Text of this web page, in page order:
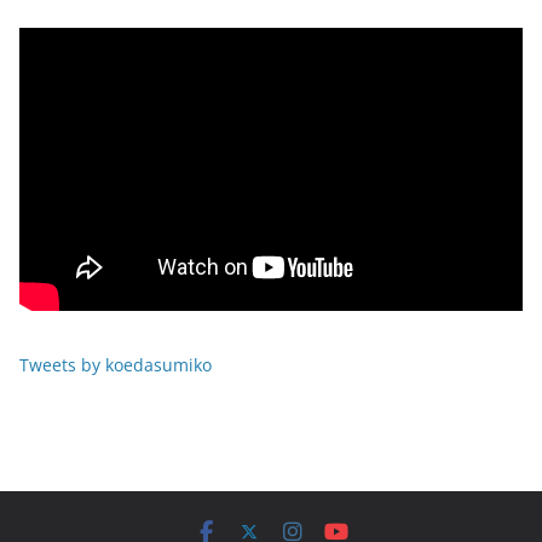
Tweets by koedasumiko